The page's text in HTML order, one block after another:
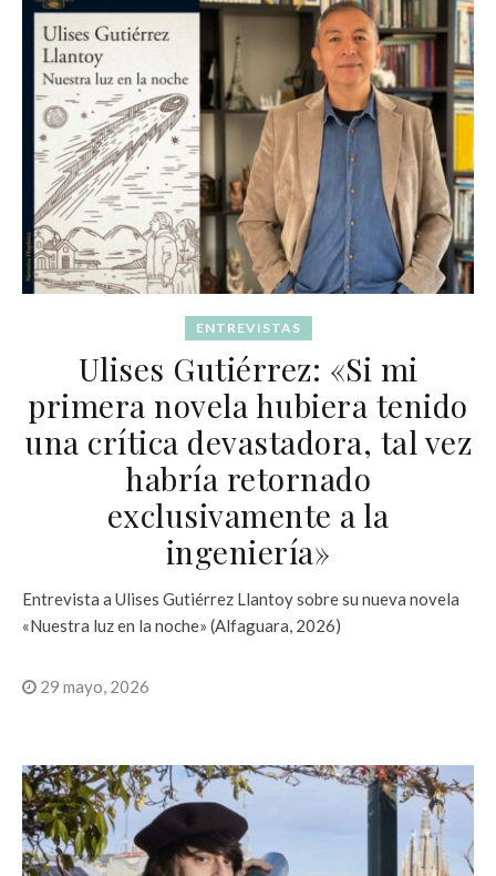
ENTREVISTAS
Ulises Gutiérrez: «Si mi
primera novela hubiera tenido
una crítica devastadora, tal vez
habría retornado
exclusivamente a la
ingeniería»
Entrevista a Ulises Gutiérrez Llantoy sobre su nueva novela
«Nuestra luz en la noche» (Alfaguara, 2026)
29 mayo, 2026